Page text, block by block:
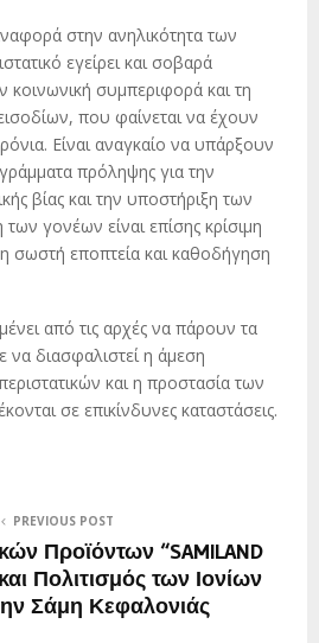
στην ανηλικότητα των
εγείρει και σοβαρά
κοινωνική συμπεριφορά και τη
που φαίνεται να έχουν
Είναι αναγκαίο να υπάρξουν
πρόληψης για την
βίας και την υποστήριξη των
γονέων είναι επίσης κρίσιμη
σωστή εποπτεία και καθοδήγηση
από τις αρχές να πάρουν τα
να διασφαλιστεί η άμεση
και η προστασία των
σε επικίνδυνες καταστάσεις.
PREVIOUS POST
Προϊόντων “SAMILAND
Πολιτισμός των Ιονίων
Σάμη Κεφαλονιάς